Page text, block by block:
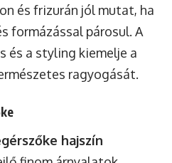
és frizurán jól mutat, ha
formázással párosul. A
és a styling kiemelje a
ragyogását.
hajszín